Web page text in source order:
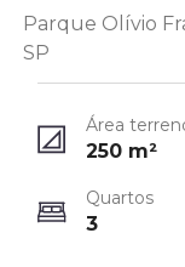
Parque Olívio
SP
Área
250m²
Quartos
3